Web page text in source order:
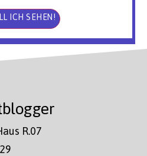
ICH SEHEN!
R.07